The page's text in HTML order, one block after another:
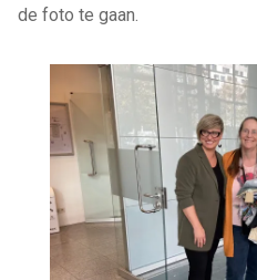
de foto te gaan.